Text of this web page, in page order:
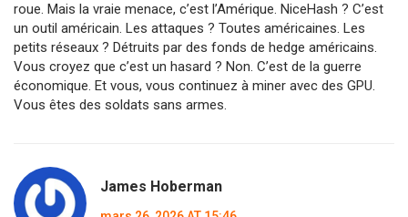
roue. Mais la vraie menace, c’est l’Amérique. NiceHash ? C’est
un outil américain. Les attaques ? Toutes américaines. Les
petits réseaux ? Détruits par des fonds de hedge américains.
Vous croyez que c’est un hasard ? Non. C’est de la guerre
économique. Et vous, vous continuez à miner avec des GPU.
Vous êtes des soldats sans armes.
James Hoberman